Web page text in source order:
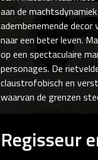
aan de
adembenemende decor
naar een beter leven.
op een spectaculaire
personages. De
claustrofobisch en
waarvan de grenzen
Regisseur